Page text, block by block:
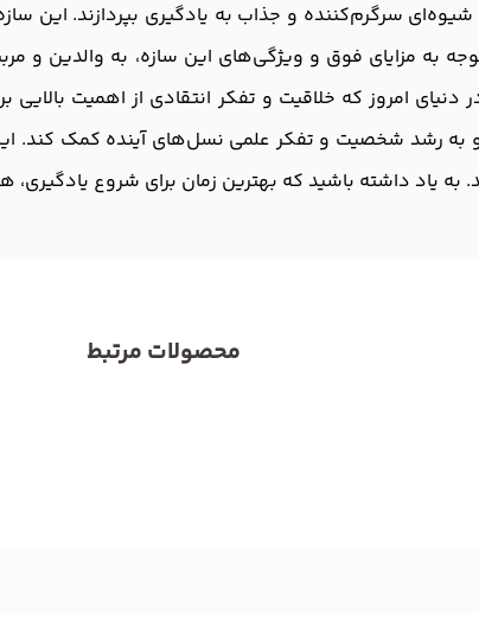
شیوه‌ای سرگرم‌کننده و جذاب به یادگیری بپردازند. این
به مزایای فوق و ویژگی‌های این سازه، به والدین
دنیای امروز که خلاقیت و تفکر انتقادی از اهمیت
و به رشد شخصیت و تفکر علمی نسل‌های آینده کمک کند.
یاد داشته باشید که بهترین زمان برای شروع یادگیری،
محصولات مرتبط